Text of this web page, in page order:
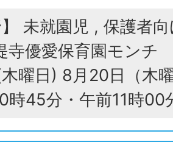
】 未就園児 , 保護者
寺優愛保育園モンチ
曜日) 8月20日（木
時45分・午前11時00